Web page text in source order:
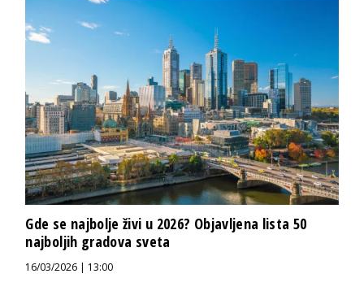
Gde se najbolje živi u 2026? Objavljena lista 50
najboljih gradova sveta
16/03/2026 | 13:00